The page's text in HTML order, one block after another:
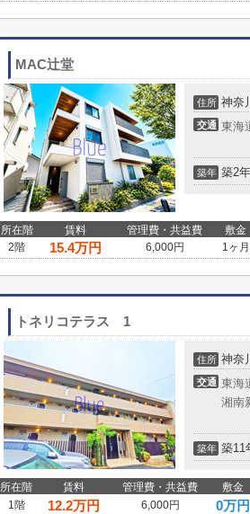
MAC辻堂
住所 神奈
交通 東海
築年 築2年
所在階 賃料 管理費・共益費 敷金
2階
15.4万円 6,000円 1ヶ月
トネリコテラス 1
住所 神奈
交通 東海
湘南
築年 築11
所在階 賃料 管理費・共益費 敷金
1階
12.2万円 6,000円 0万円